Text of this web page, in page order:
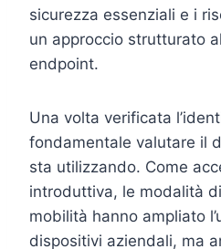
sicurezza essenziali e i
un approccio strutturato
endpoint.
Una volta verificata
fondamentale valutare il
sta utilizzando. Come
introduttiva, le modalità
mobilità hanno ampliato
dispositivi aziendali, ma